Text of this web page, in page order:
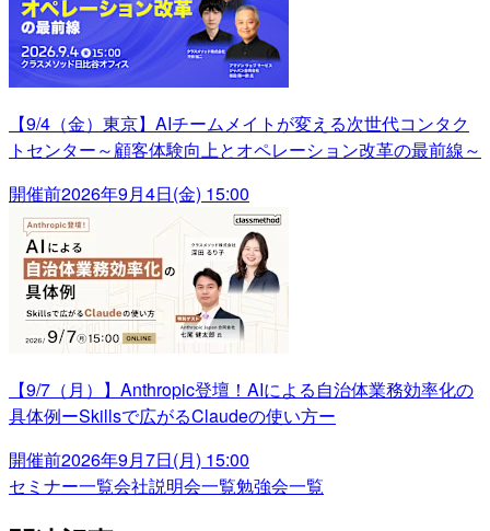
【9/4（金）東京】AIチームメイトが変える次世代コンタク
トセンター～顧客体験向上とオペレーション改革の最前線～
開催前2026年9月4日(金) 15:00
【9/7（月）】Anthropic登壇！AIによる自治体業務効率化の
具体例ーSkillsで広がるClaudeの使い方ー
開催前2026年9月7日(月) 15:00
セミナー一覧会社説明会一覧勉強会一覧